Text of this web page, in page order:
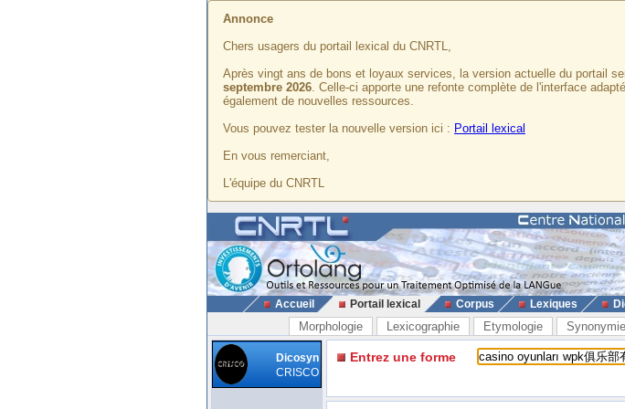
Annonce
Chers usagers du portail lexical du CNRTL,
Après vingt ans de bons et loyaux services, la version actuelle du portail
septembre 2026. Celle-ci apporte une refonte complète de l'interface
également de nouvelles ressources.
Vous pouvez tester la nouvelle version ici : Portail lexical
En vous remerciant,
L'équipe du CNRTL
Accueil Portail lexical Corpus Lexiques
Morphologie Lexicographie Etymologie Synonymie
Dicosyn
CRISCO
Entrez une forme